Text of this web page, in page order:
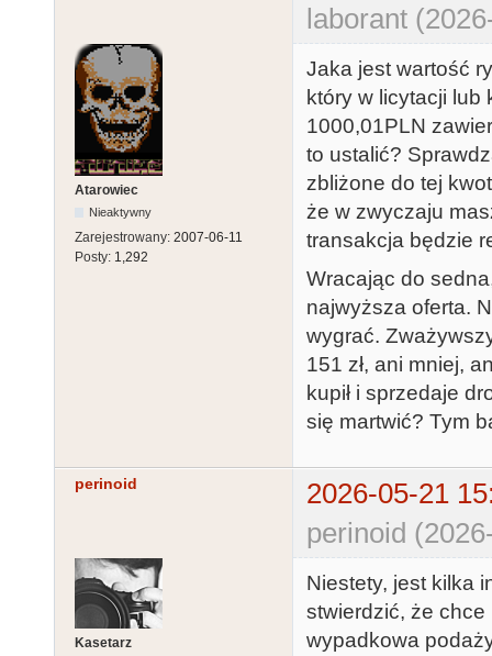
laborant
Atarowiec
Nieaktywny
Zarejestrowany: 2007-06-11
Posty: 1,292
Jaka jest wartość
który w licytacji lub
1000,01PLN
to ustalić?
zbliżone do tej
że w zwyczaju
transakcja będzie
Wracając do
najwyższa oferta.
wygrać.
151 zł, ani mniej,
kupił i sprzedaje
się martwić? Tym
perinoid
2026-05-21
perinoid
Kasetarz
Niestety, jest kilka
stwierdzić, że
wypadkowa